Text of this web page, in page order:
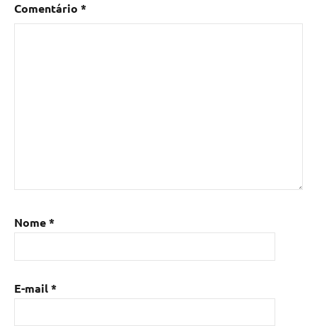
de
resina
Mesa
com
madeira,
Comentário *
Nome*
E-mail*